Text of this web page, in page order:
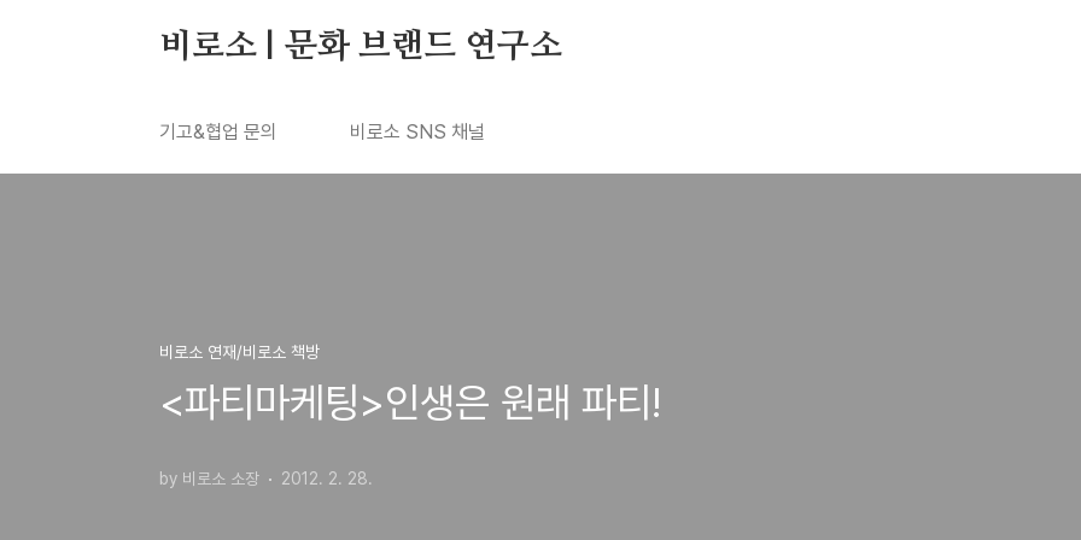
비로소 | 문화 브랜드 연구소
기고&협업 문의 비로소 SNS 채널
비로소 연재/비로소 책방
<파티마케팅>인생은 원래 파티!
by 비로소 소장 2012. 2. 28.